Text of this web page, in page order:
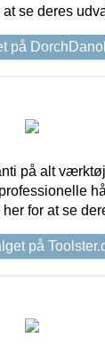
se deres
på
på alt
for at se
på